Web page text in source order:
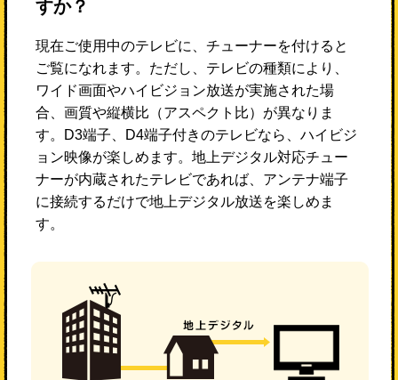
すか？
現在ご使用中のテレビに、チューナーを付けると
ご覧になれます。ただし、テレビの種類により、
ワイド画面やハイビジョン放送が実施された場
合、画質や縦横比（アスペクト比）が異なりま
す。D3端子、D4端子付きのテレビなら、ハイビジ
ョン映像が楽しめます。地上デジタル対応チュー
ナーが内蔵されたテレビであれば、アンテナ端子
に接続するだけで地上デジタル放送を楽しめま
す。